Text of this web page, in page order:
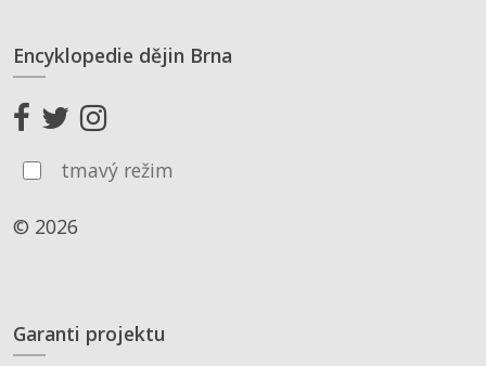
Encyklopedie dějin Brna
tmavý režim
© 2026
Garanti projektu